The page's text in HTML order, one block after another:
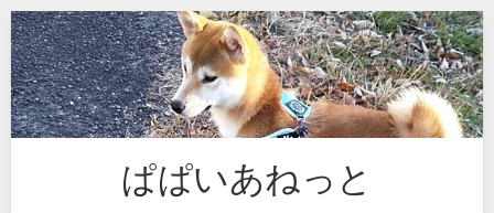
Skip
to
content
ぱぱいあねっと